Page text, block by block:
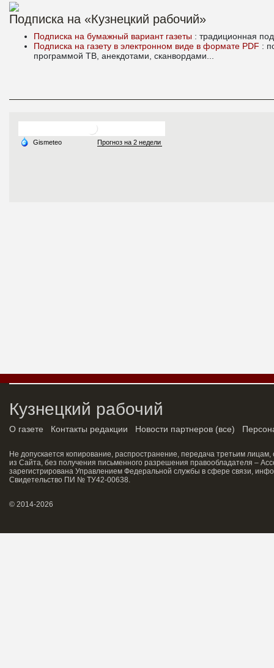
Подписка на «Кузнецкий рабочий»
Подписка на бумажный вариант газеты : традиционная
Подписка на газету в электронном виде в формате PDF :
программой ТВ, анекдотами, сканвордами...
Кузнецкий рабочий
О газете Контакты редакции Новости партнеров (все)
Не допускается копирование, распространение, передача третьим
из Сайта, без получения письменного разрешения правообладателя –
зарегистрирована Управлением Федеральной службы в сфере связи,
Свидетельство ПИ № ТУ42-00638.
© 2014-2026